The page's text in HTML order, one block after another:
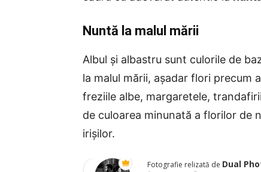
Nuntă la malul mării
Albul și albastru sunt culorile de
la malul mării, așadar flori precum
freziile albe, margaretele,
de culoarea minunată a florilor de
irișilor.